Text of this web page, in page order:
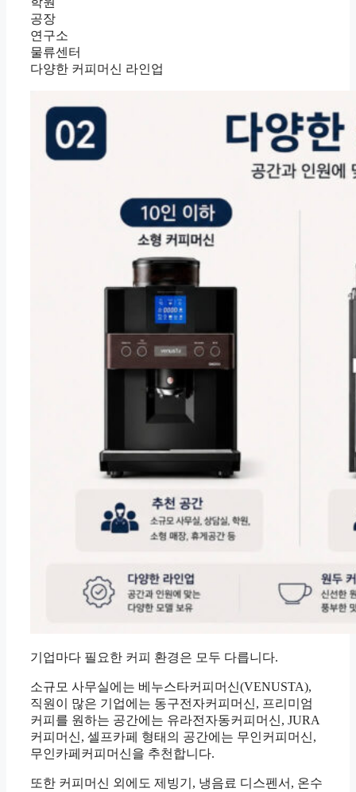
공장
연구소
물류센터
다양한 커피머신 라인업
기업마다 필요한 커피 환경은 모두 다릅니다.
소규모 사무실에는 베누스타커피머신(VENUSTA),
직원이 많은 기업에는 동구전자커피머신, 프리미엄
커피를 원하는 공간에는 유라전자동커피머신, JURA
커피머신, 셀프카페 형태의 공간에는 무인커피머신,
무인카페커피머신을 추천합니다.
또한 커피머신 외에도 제빙기, 냉음료 디스펜서, 온수